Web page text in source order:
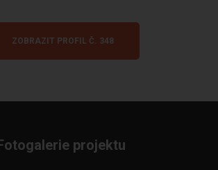
ZOBRAZIT PROFIL Č. 348
projektu